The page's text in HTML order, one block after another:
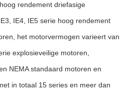
rendement driefasige
IE4, IE5 serie hoog rendement
het motorvermogen varieert van
explosieveilige motoren,
NEMA standaard motoren en
in totaal 15 series en meer dan